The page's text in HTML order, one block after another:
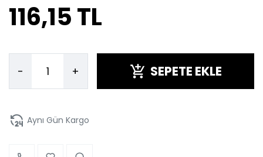
116,15 TL
- + SEPETE EKLE
Aynı Gün Kargo